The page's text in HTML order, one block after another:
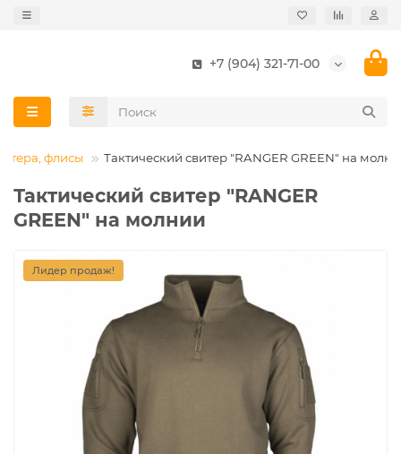
+7 (904) 321-71-00
флисы Тактический свитер "RANGER GREEN" на
Тактический свитер "RANGER
GREEN" на молнии
Лидер продаж!